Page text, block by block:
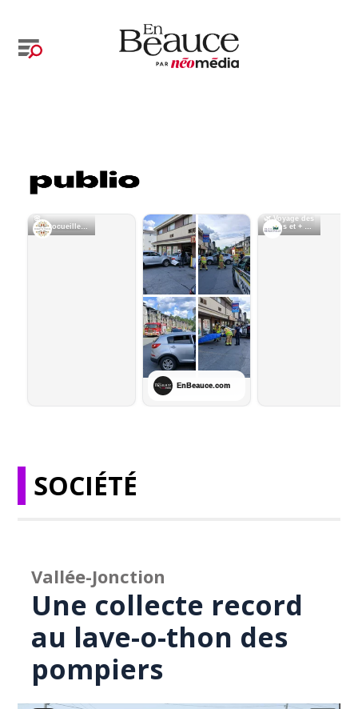
SOCIÉTÉ
Vallée-Jonction
Une collecte record
au lave-o-thon des
pompiers